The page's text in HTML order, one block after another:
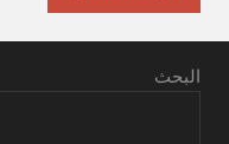
البحث